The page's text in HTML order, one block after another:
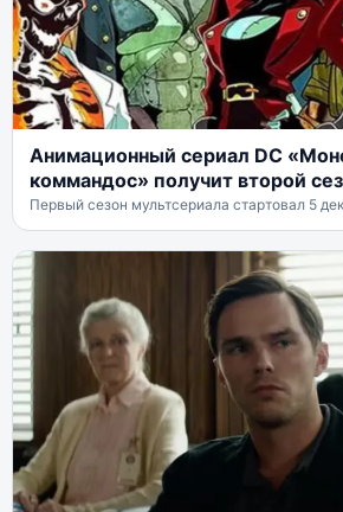
Анимационный сериал DC
коммандос» получит второй
Первый сезон мультсериала стартовал 5